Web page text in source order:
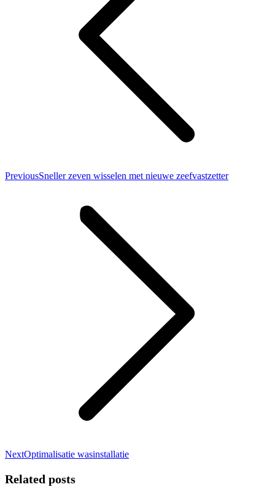
PreviousPrevious
Sneller zeven wisselen met nieuwe zeefvastzetter
NextNext
Optimalisatie wasinstallatie
Related posts